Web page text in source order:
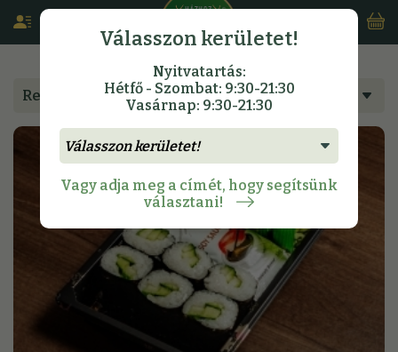
Rendeljen étlapunkról
Válasszon kerületet!
Nyitvatartás:
Hétfő - Szombat: 9:30-21:30
Vasárnap: 9:30-21:30
Vagy adja meg a címét, hogy segítsünk
választani!